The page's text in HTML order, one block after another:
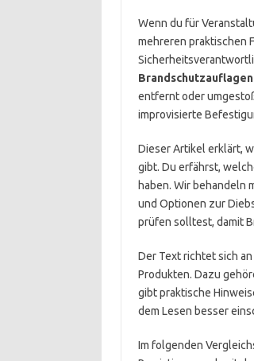
Wenn du für
mehreren praktischen
Brandschutzauflagen
entfernt oder
improvisierte
Dieser Artikel erklärt,
gibt. Du erfährst,
haben. Wir behandeln
und Optionen zur
prüfen solltest, damit
Der Text richtet sich
Produkten. Dazu
gibt praktische
dem Lesen besser
Im folgenden